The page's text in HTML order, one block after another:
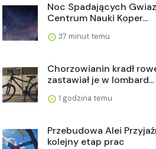
Noc Spadających
Centrum Nauki Koper...
37 minut temu
Chorzowianin kradł
zastawiał je w lombard...
1 godzina temu
Przebudowa Alei
kolejny etap prac